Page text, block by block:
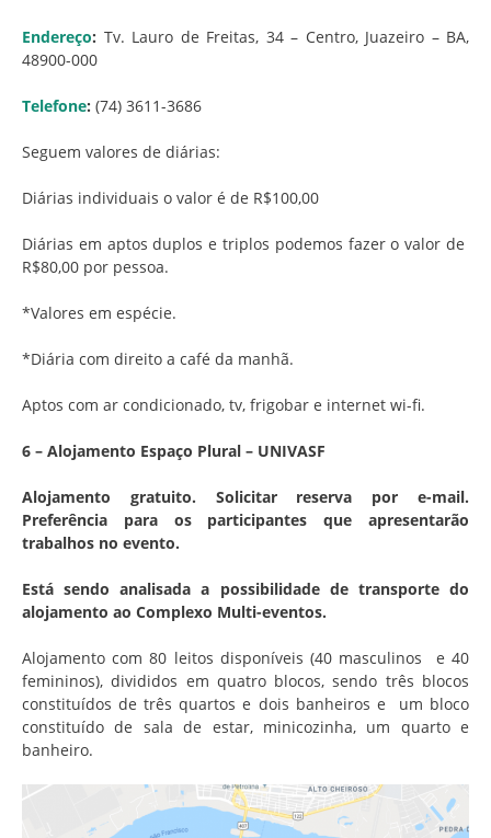
Endereço: Tv. Lauro de Freitas, 34 – Centro, Juazeiro – BA,
48900-000
Telefone: (74) 3611-3686
Seguem valores de diárias:
Diárias individuais o valor é de R$100,00
Diárias em aptos duplos e triplos podemos fazer o valor de
R$80,00 por pessoa.
*Valores em espécie.
*Diária com direito a café da manhã.
Aptos com ar condicionado, tv, frigobar e internet wi-fi.
6 – Alojamento Espaço Plural – UNIVASF
Alojamento gratuito. Solicitar reserva por e-mail.
Preferência para os participantes que apresentarão
trabalhos no evento.
Está sendo analisada a possibilidade de transporte do
alojamento ao Complexo Multi-eventos.
Alojamento com 80 leitos disponíveis (40 masculinos e 40
femininos), divididos em quatro blocos, sendo três blocos
constituídos de três quartos e dois banheiros e um bloco
constituído de sala de estar, minicozinha, um quarto e
banheiro.